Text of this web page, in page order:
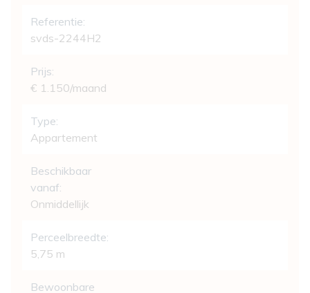
Referentie:
svds-2244H2
Prijs:
€ 1.150/maand
Type:
Appartement
Beschikbaar
vanaf:
Onmiddellijk
Perceelbreedte:
5,75 m
Bewoonbare